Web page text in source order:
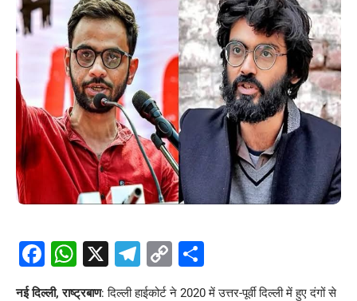
Facebook
WhatsApp
X Telegram
Copy
Link
नई दिल्ली, राष्ट्रबाण: दिल्ली हाईकोर्ट ने 2020 में उत्तर-पूर्वी दिल्ली में हुए दंगों से